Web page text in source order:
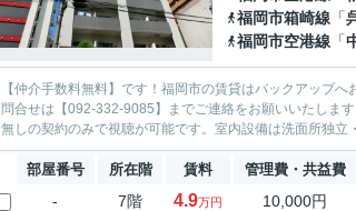
福岡市箱崎線 「
福岡市空港線 「
【仲介手数料無料】です！福岡市の賃貸はバックアップ
問合せは【092-332-9085】までご連絡をお願いいたしま
無しの契約のみで視聴が可能です。室内設備は洗面所独
部屋番号 所在階 賃料 管理費・共益費
- 7階 4.9万円 10,000円